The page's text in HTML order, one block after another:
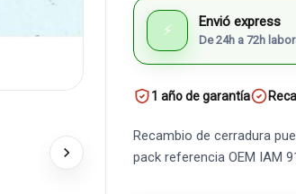
⚡ Envió express
De 24h a 72h
1 año de garantía
Recambio de cerradura
pack referencia OEM IAM